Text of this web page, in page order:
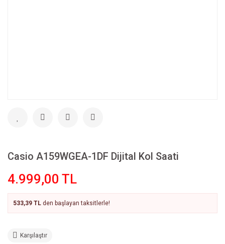
Casio A159WGEA-1DF Dijital Kol Saati
4.999,00 TL
533,39 TL den başlayan taksitlerle!
Karşılaştır